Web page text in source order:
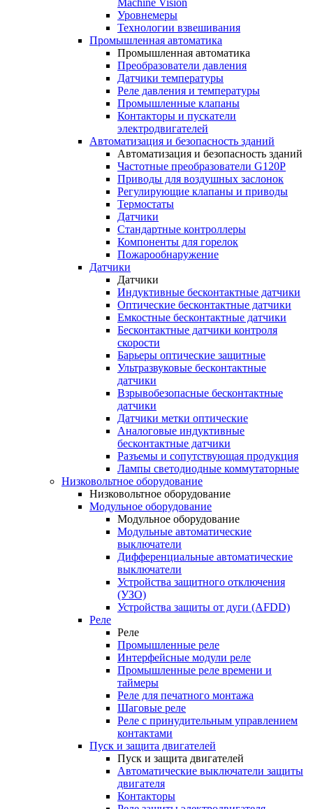
Machine Vision
Уровнемеры
Технологии взвешивания
Промышленная автоматика
Промышленная автоматика
Преобразователи давления
Датчики температуры
Реле давления и температуры
Промышленные клапаны
Контакторы и пускатели
электродвигателей
Автоматизация и безопасность зданий
Автоматизация и безопасность зданий
Частотные преобразователи G120P
Приводы для воздушных заслонок
Регулирующие клапаны и приводы
Термостаты
Датчики
Стандартные контроллеры
Компоненты для горелок
Пожарообнаружение
Датчики
Датчики
Индуктивные бесконтактные датчики
Оптические бесконтактные датчики
Емкостные бесконтактные датчики
Бесконтактные датчики контроля
скорости
Барьеры оптические защитные
Ультразвуковые бесконтактные
датчики
Взрывобезопасные бесконтактные
датчики
Датчики метки оптические
Аналоговые индуктивные
бесконтактные датчики
Разъемы и сопутствующая продукция
Лампы светодиодные коммутаторные
Низковольтное оборудование
Низковольтное оборудование
Модульное оборудование
Модульное оборудование
Модульные автоматические
выключатели
Дифференциальные автоматические
выключатели
Устройства защитного отключения
(УЗО)
Устройства защиты от дуги (AFDD)
Реле
Реле
Промышленные реле
Интерфейсные модули реле
Промышленные реле времени и
таймеры
Реле для печатного монтажа
Шаговые реле
Реле с принудительным управлением
контактами
Пуск и защита двигателей
Пуск и защита двигателей
Автоматические выключатели защиты
двигателя
Контакторы